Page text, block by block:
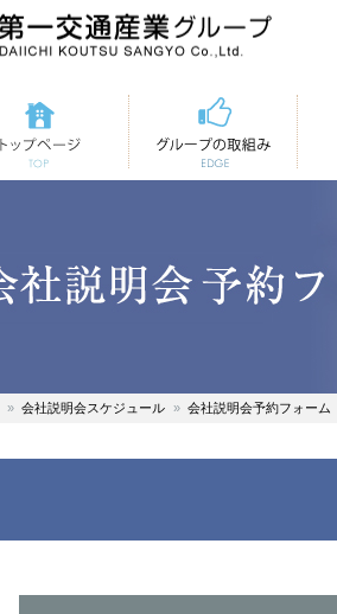
トップページ 第一交通の取組み
会社説明会スケジュール 会社説明会予約フォーム